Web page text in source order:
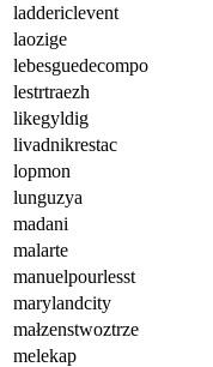
laddericlevent
laozige
lebesguedecompo
lestrtraezh
likegyldig
livadnikrestac
lopmon
lunguzya
madani
malarte
manuelpourlesst
marylandcity
małzenstwoztrze
melekap